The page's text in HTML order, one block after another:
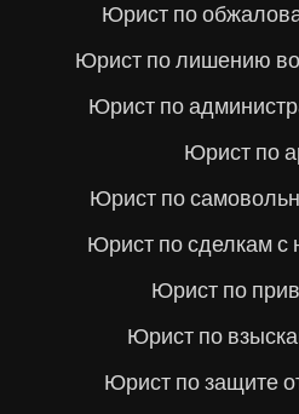
Юрист по
Юрист по лишению
Юрист по
Юрист по
Юрист по
Юрист по сделкам с
Юрист по
Юрист по
Юрист по защите